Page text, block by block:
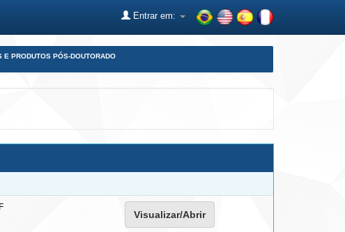
Entrar em:
E PRODUTOS PÓS-DOUTORADO
Visualizar/Abrir